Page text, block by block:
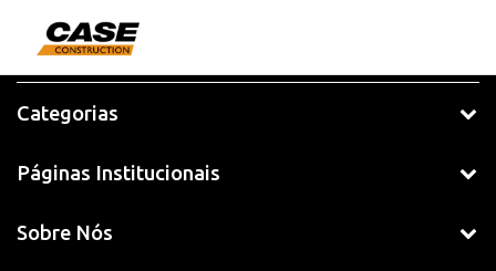
Categorias
Páginas Institucionais
Sobre Nós